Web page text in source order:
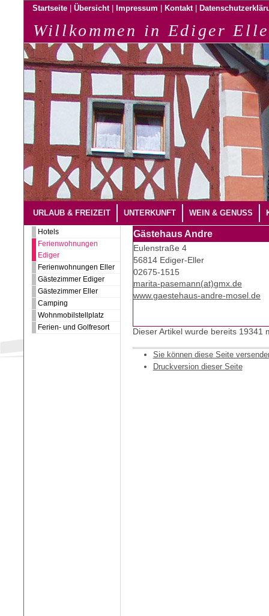
Startseite Übersicht Impressum Kontakt
Willkommen in Ediger
URLAUB & FREIZEIT UNTERKUNFT WEIN & GENUSS
Hotels
Ferienwohnungen
Ediger
Ferienwohnungen Eller
Gästezimmer Ediger
Gästezimmer Eller
Camping
Wohnmobilstellplatz
Ferien- und Golfresort
Gästehaus Andre
Eulenstraße 4
56814 Ediger-Eller
02675-1515
marita-pasemann(at)gmx.de
www.gaestehaus-andre-mosel.de
Dieser Artikel wurde bereits 19341
Sie können diese Seite
Druckversion dieser Seite